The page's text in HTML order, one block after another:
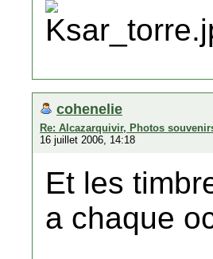
cohenelie
Re: Alcazarquivir, Photos
16 juillet 2006, 14:18
Et les
a chaque